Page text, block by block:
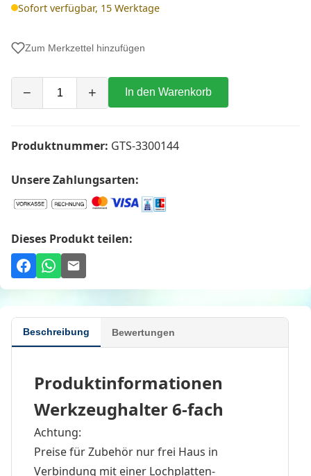
Sofort verfügbar, 15 Werktage
Zum Merkzettel hinzufügen
− + In den Warenkorb
Produktnummer: GTS-3300144
Unsere Zahlungsarten:
Dieses Produkt teilen:
Beschreibung Bewertungen
Produktinformationen
Werkzeughalter 6-fach
Achtung:
Preise für Zubehör nur frei Haus in
Verbindung mit einer Lochplatten-